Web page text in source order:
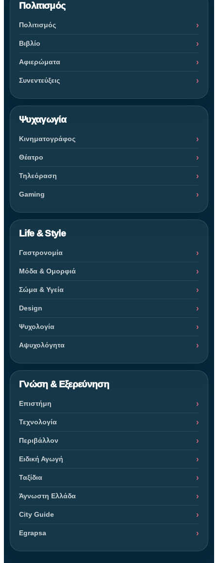
Πολιτισμός
Πολιτισμός
Βιβλίο
Αφιερώματα
Συνεντεύξεις
Ψυχαγωγία
Κινηματογράφος
Θέατρο
Τηλεόραση
Gaming
Life & Style
Γαστρονομία
Μόδα & Ομορφιά
Σώμα & Υγεία
Design
Ψυχολογία
Αψυχολόγητα
Γνώση & Εξερεύνηση
Επιστήμη
Τεχνολογία
Περιβάλλον
Ειδική Αγωγή
Ταξίδια
Άγνωστη Ελλάδα
City Guide
Egrapsa